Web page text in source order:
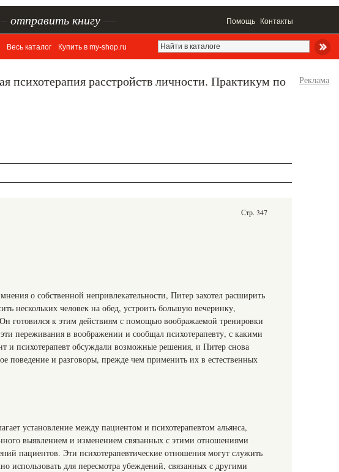
отправить книгу Помощь Контакты
Весь каталог Купить в my-shop.ru
расстройств личности. Практикум по
Стр. 347
о собственной непривлекательности, Питер захотел расширить
нескольких человек на обед, устроить большую вечеринку,
готовился к этим действиям с помощью воображаемой тренировки
переживания в воображении и сообщал психотерапевту, с какими
и психотерапевт обсуждали возможные решения, и Питер снова
поведение и разговоры, прежде чем применить их в естественных
установление между пациентом и психотерапевтом альянса,
выявлением и изменением связанных с этими отношениями
пациентов. Эти психотерапевтические отношения могут служить
использовать для пересмотра убеждений, связанных с другими
Реклама